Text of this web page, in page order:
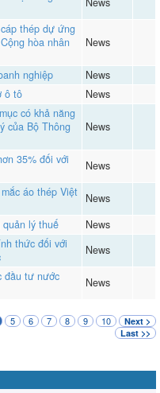
thép dự ứng
hòa nhân
News
nghiệp
News
ô tô
News
có khả năng
của Bộ Thông
News
35% đối với
News
áo thép Việt
News
lý thuế
News
thức đối với
News
đầu tư nước
News
5 6 7 8 9 10
Next >
Last >>